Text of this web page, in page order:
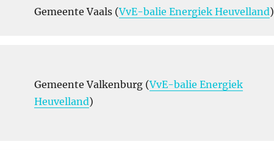
Gemeente Vaals (VvE-balie Energiek Heuvelland)
Gemeente Valkenburg (VvE-balie Energiek
Heuvelland)